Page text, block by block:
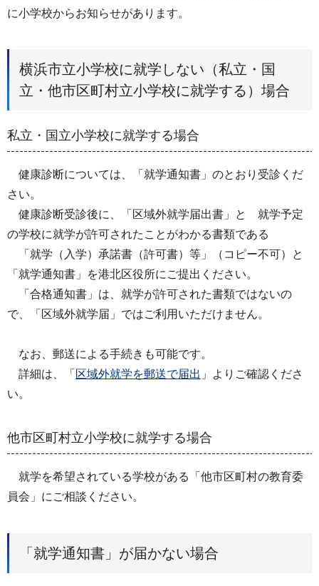
に小学校からお知らせがあります。
横浜市⽴小学校に就学しない（私⽴・国
⽴・他市区町村⽴小学校に就学する）場合
私⽴・国⽴小学校に就学する場合
健康診断については、「就学通知書」のとおり受診くだ
さい。
健康診断受診後に、「区域外就学届出書」と 就学予定
の学校に就学が許可されたことがわかる書類である
「就学（⼊学）承諾書（許可書）等」（コピー不可）と
「就学通知書」を港北区役所にご提出ください。
「合格通知書」は、就学が許可された書類ではないの
で、「区域外就学届」ではご利⽤いただけません。
なお、郵送による⼿続きも可能です。
詳細は、「 区域外就学を郵送で届出 」よりご確認くださ
い。
他市区町村⽴小学校に就学する場合
就学を希望されている学校がある「他市区町村の教育委
員会」にご相談ください。
「就学通知書」が届かない場合